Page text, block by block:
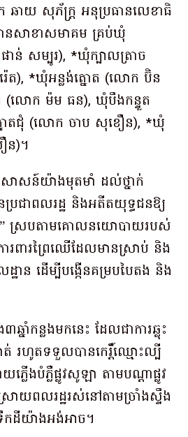
ឆាយ សុភ័ក្ត្រ អនុប្រធានលេខាធិ
ានសាខាសមាគម គ្រប់ឃុំ
ន់ សម្បូរ), *ឃុំក្បាលត្រាច
), *ឃុំអន្លង់ត្នោត (លោក ប៊ិន
លោក ម៉ម ធន), ឃុំបឹងកន្ទួត
តជុំ (លោក ចាប សុខឿន), *ឃុំ
ន)។
សន៍យ៉ាងមុតមាំ ដល់ថ្នាក់
ប្រជាពលរដ្ឋ និងអតីតយុទ្ធជនឱ្យ
” ស្របតាមគោលនយោបាយរបស់
ារពារព្រៃឈើដែលមានស្រាប់ និង
ាន ដើម្បីបង្កើនគម្របបៃតង និង
ាំកន្លងមកនេះ ដែលជាការឆ្លុះ
សាត់ រហូតទទួលបានកេរ្តិ៍ឈ្មោះល្បី
លើងបំភ្លឺផ្លូវសូឡា តាមបណ្តាផ្លូវ
ាយពលរដ្ឋរស់នៅតាមច្រាំងស្ទឹង
កដីយ៉ាងអង់អាច។